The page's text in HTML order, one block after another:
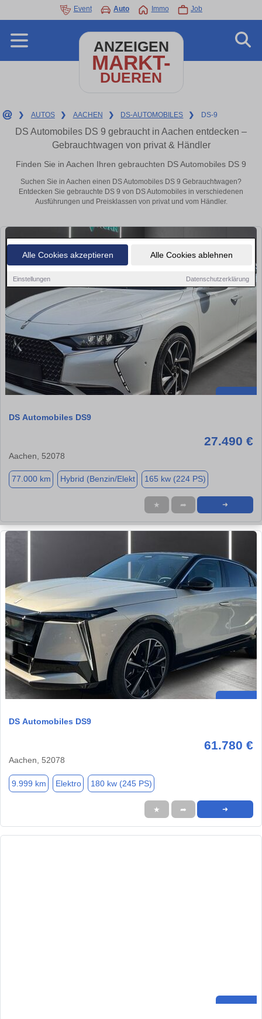
Alle Cookies akzeptieren Alle Cookies ablehnen
Einstellungen Datenschutzerklärung
Event Auto Immo Job
ANZEIGEN
MARKT-
DUEREN
❯ AUTOS ❯ AACHEN ❯ DS-AUTOMOBILES ❯ DS-9
DS Automobiles DS 9 gebraucht in Aachen entdecken –
Gebrauchtwagen von privat & Händler
Finden Sie in Aachen Ihren gebrauchten DS Automobiles DS 9
Suchen Sie in Aachen einen DS Automobiles DS 9 Gebrauchtwagen?
Entdecken Sie gebrauchte DS 9 von DS Automobiles in verschiedenen
Ausführungen und Preisklassen von privat und vom Händler.
DS Automobiles DS9
27.490 €
Aachen, 52078
77.000 km Hybrid (Benzin/Elekt 165 kw (224 PS)
★ ➦ ➜
DS Automobiles DS9
61.780 €
Aachen, 52078
9.999 km Elektro 180 kw (245 PS)
★ ➦ ➜